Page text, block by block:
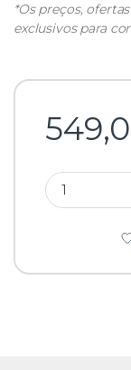
*Os preços,
exclusivos para